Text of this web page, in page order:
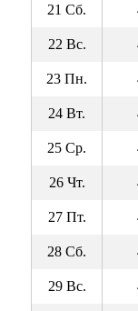
21 Сб.
22 Вс.
23 Пн.
24 Вт.
25 Ср.
26 Чт.
27 Пт.
28 Сб.
29 Вс.